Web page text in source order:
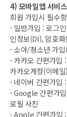
4) 모바일앱 서비스
회원 가입시 필수
- 일반가입 : 로그
인정보(DI), 암호
- 소아/청소년 가
- 카카오 간편가입
카카오계정(이메일)
- 네이버 간편가입
- Google 간편가
로필 사진
- Apple 간편가입